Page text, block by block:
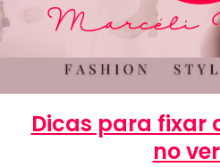
Dicas para fixar
no